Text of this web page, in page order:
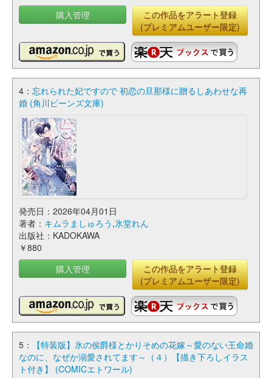
購入管理
この作品をアラート登録
(プレミアムユーザー限定)
4： 忘れられた妃ですので 初恋の旦那様に贈るしあわせな再
婚 (角川ビーンズ文庫)
発売日：2026年04月01日
著者： キムラましゅろう ,氷堂れん
出版社：KADOKAWA
￥880
購入管理
この作品をアラート登録
(プレミアムユーザー限定)
5：
【特装版】氷の侯爵様とかりそめの花嫁～愛のない王命婚
なのに、なぜか溺愛されてます～（４）【描き下ろしイラス
ト付き】 (COMICエトワール)